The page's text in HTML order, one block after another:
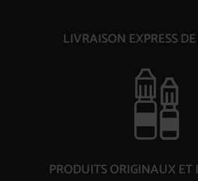
LIVRAISON EXPRESS
PRODUITS ORIGINAUX